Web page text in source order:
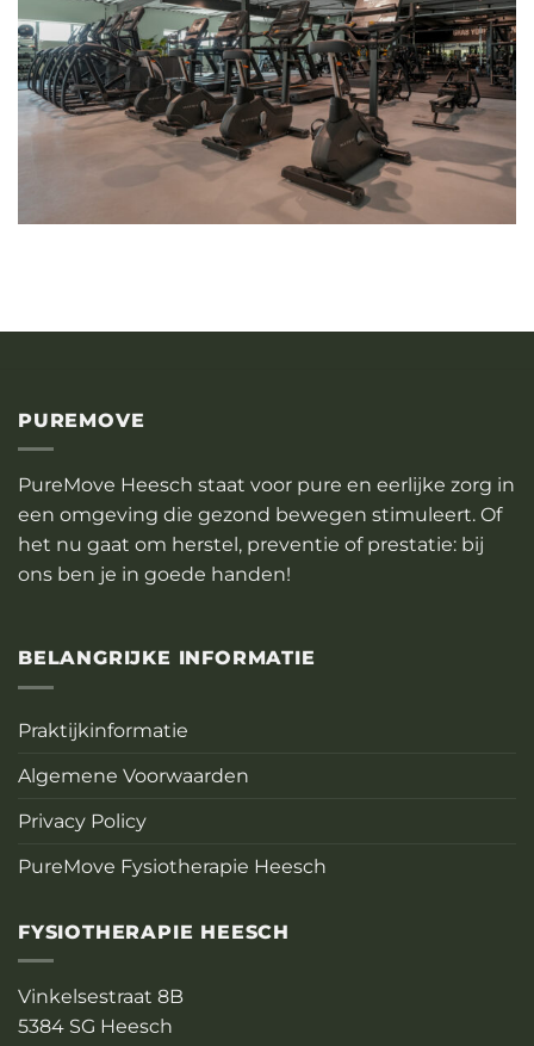
PUREMOVE
PureMove Heesch staat voor pure en eerlijke zorg in
een omgeving die gezond bewegen stimuleert. Of
het nu gaat om herstel, preventie of prestatie: bij
ons ben je in goede handen!
BELANGRIJKE INFORMATIE
Praktijkinformatie
Algemene Voorwaarden
Privacy Policy
PureMove Fysiotherapie Heesch
FYSIOTHERAPIE HEESCH
Vinkelsestraat 8B
5384 SG Heesch